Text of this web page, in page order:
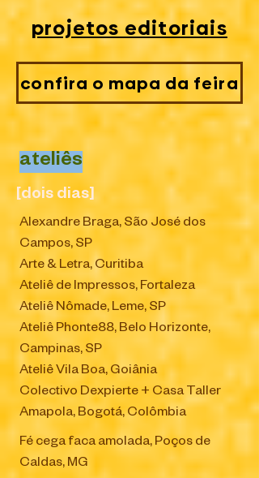
projetos editoriais
confira o mapa da feira
ateliês
[dois dias]
Alexandre Braga, São José dos
Campos, SP
Arte & Letra, Curitiba
Ateliê de Impressos, Fortaleza
Ateliê Nômade, Leme, SP
Ateliê Phonte88, Belo Horizonte,
Campinas, SP
Ateliê Vila Boa, Goiânia
Colectivo Dexpierte + Casa Taller
Amapola, Bogotá, Colômbia​
Fé cega faca amolada, Poços de
Caldas, MG